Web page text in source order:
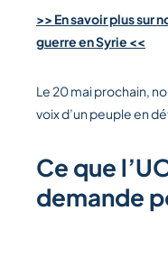
>> En savoir plus sur
guerre en Syrie <<
Le 20 mai prochain,
voix d’un peuple en
Ce que
demande